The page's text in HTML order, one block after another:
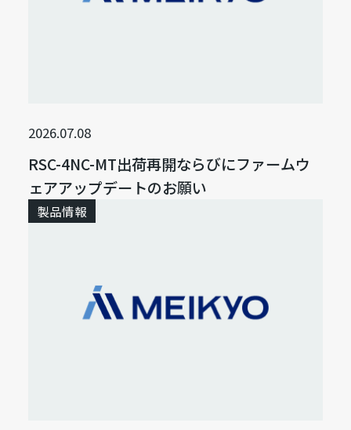
2026.07.08
RSC-4NC-MT出荷再開ならびにファームウ
ェアアップデートのお願い
製品情報